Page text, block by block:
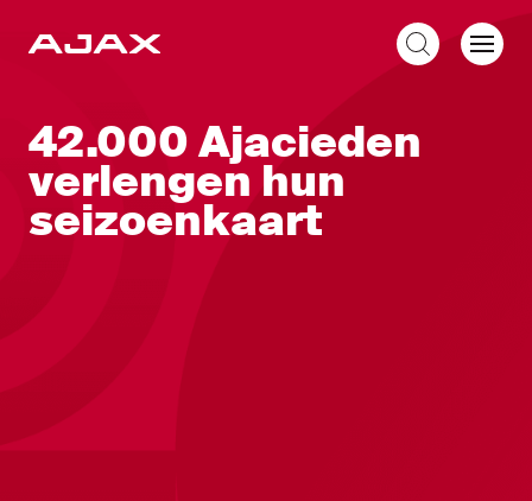
42.000 Ajacieden
verlengen hun
seizoenkaart